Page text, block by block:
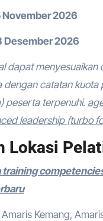
November 2026
Desember 2026
dapat menyesuaikan
dengan catatan kuota
peserta terpenuhi.
leadership (turbo
Lokasi
training
Amaris Kemang,